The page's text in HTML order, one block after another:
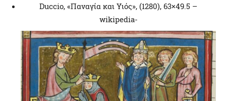
Duccio, «Παναγία και Υιός», (1280), 63×49.5 –
wikipedia-